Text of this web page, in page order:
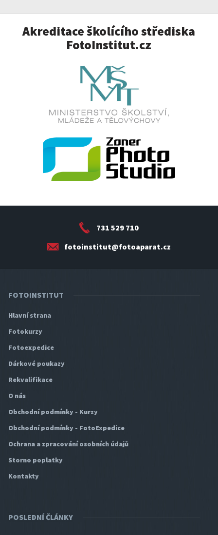
Akreditace školícího střediska
FotoInstitut.cz
731 529 710
fotoinstitut@fotoaparat.cz
FOTOINSTITUT
Hlavní strana
Fotokurzy
Fotoexpedice
Dárkové poukazy
Rekvalifikace
O nás
Obchodní podmínky - Kurzy
Obchodní podmínky - FotoExpedice
Ochrana a zpracování osobních údajů
Storno poplatky
Kontakty
POSLEDNÍ ČLÁNKY